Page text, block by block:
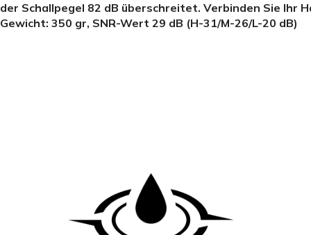
der Schallpegel 82 dB überschreitet. Verbinden Sie Ihr
Gewicht: 350 gr, SNR-Wert 29 dB (H-31/M-26/L-20 dB)